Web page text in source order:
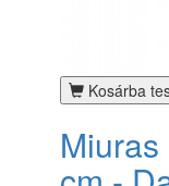
Kosárba